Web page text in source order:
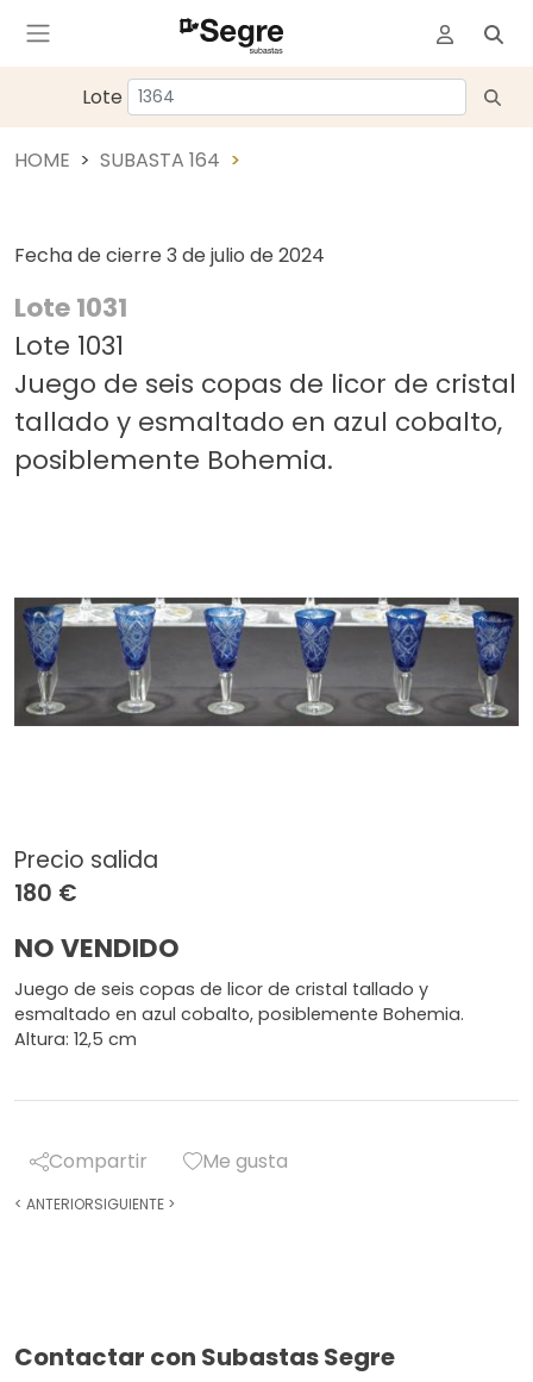
Lote
HOME SUBASTA 164
Fecha de cierre 3 de julio de 2024
Lote 1031
Lote 1031
Juego de seis copas de licor de cristal
tallado y esmaltado en azul cobalto,
posiblemente Bohemia.
Precio salida
180 €
NO VENDIDO
Juego de seis copas de licor de cristal tallado y
esmaltado en azul cobalto, posiblemente Bohemia.
Altura: 12,5 cm
Compartir Me gusta
< ANTERIORSIGUIENTE >
Contactar con Subastas Segre